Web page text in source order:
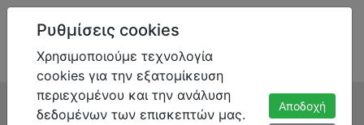
Σχετικά με το Pyxis.edu.gr
Ρυθμίσεις cookies
Χρησιμοποιούμε τεχνολογία
cookies για την εξατομίκευση
περιεχομένου και την ανάλυση
δεδομένων των επισκεπτών μας.
Αποδοχή